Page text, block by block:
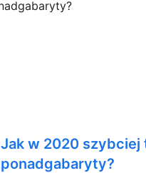
Jak w 2020
ponadgabaryty?